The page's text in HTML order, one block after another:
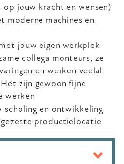
op jouw kracht en wensen)
moderne machines en
jouw eigen werkplek
collega monteurs, ze
en werken veelal
zijn gewoon fijne
werken
scholing en ontwikkeling
productielocatie